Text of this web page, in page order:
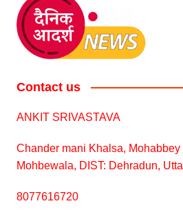
Contact us
ANKIT SRIVASTAVA
Chander mani Khalsa, Mohabbey
Mohbewala, DIST: Dehradun,
8077616720